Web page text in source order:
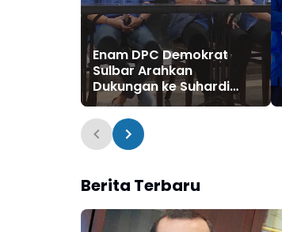
Enam DPC Demokrat
Sulbar Arahkan
Dukungan ke Suhardi
Duka untuk Periode
2026–2031
Berita Terbaru